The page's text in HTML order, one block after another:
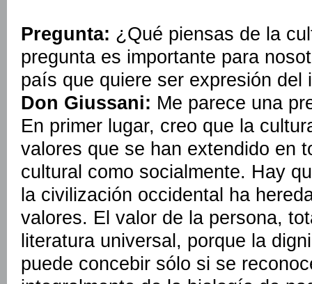
Pregunta: ¿Qué piensas de la
pregunta es importante para
país que quiere ser expresión del
Don Giussani: Me parece una
En primer lugar, creo que la
valores que se han extendido en
cultural como socialmente. Hay
la civilización occidental ha
valores. El valor de la persona,
literatura universal, porque la
puede concebir sólo si se